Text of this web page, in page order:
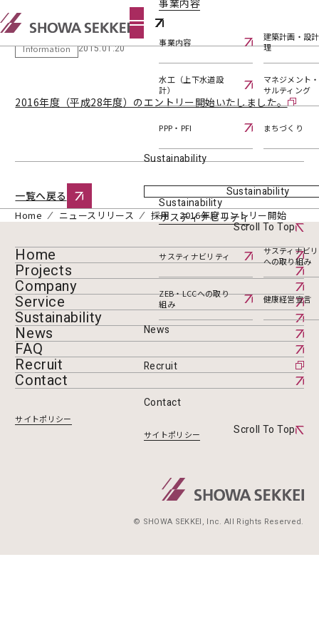
事業内容
事業内容
建築計画・設
理
水工（上下水道設
計）
マネジメント
サルティング
PPP・PFI まちづくり
Sustainability
Sustainability
Sustainability
サスティナビリティ
サスティナビリティ
サスティナビ
への取り組み
ZEB・LCCへの取り
組み
健康経営宣言
News
Recruit
Contact
サイトポリシー
採用 2016年度エントリー開始
Information 2015.01.20
2016年度（平成28年度）のエントリー開始いたしました。
一覧へ戻る
Home ニュースリリース 採用 2016年度エントリー開始
Scroll To Top
Home
Projects
Company
Service
Sustainability
News
FAQ
Recruit
Contact
サイトポリシー
Scroll To Top
© SHOWA SEKKEI, Inc. All Rights Reserved.